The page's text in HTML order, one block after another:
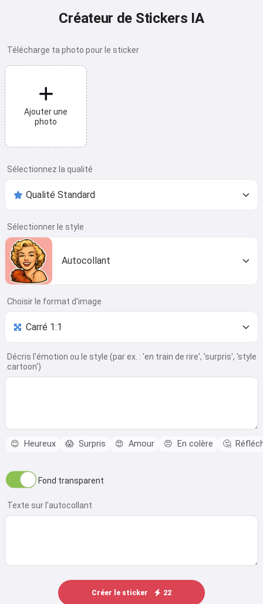
Créateur de Stickers IA
Télécharge ta photo pour le sticker
Ajouter une
photo
Sélectionnez la qualité
Sélectionner le style
Autocollant
Choisir le format d'image
Décris l'émotion ou le style (par ex. : 'en train de rire', 'surpris', 'style
cartoon')
😊 Heureux 😱 Surpris 😍 Amour 😠 En colère 🤔
Fond transparent
Texte sur l'autocollant
Créer le sticker 22